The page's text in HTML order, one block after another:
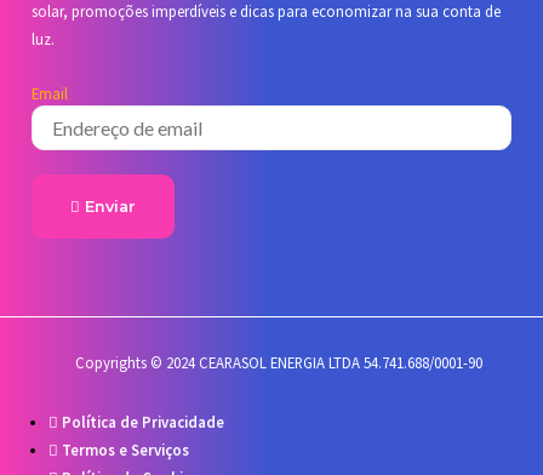
solar, promoções imperdíveis e dicas para economizar na sua conta de
luz.
Email
Enviar
Copyrights © 2024 CEARASOL ENERGIA LTDA 54.741.688/0001-90
Política de Privacidade
Termos e Serviços